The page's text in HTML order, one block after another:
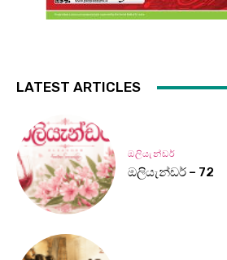
LATEST ARTICLES
ඔලියැන්ඩර්
ඔලියැන්ඩර් – 72